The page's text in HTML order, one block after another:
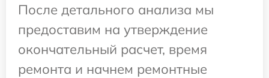
После детального анализа мы
предоставим на утверждение
окончательный расчет, время
ремонта и начнем ремонтные